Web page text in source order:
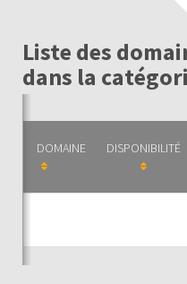
Liste des
dans la
DOMAINE DISPONIBILITÉ